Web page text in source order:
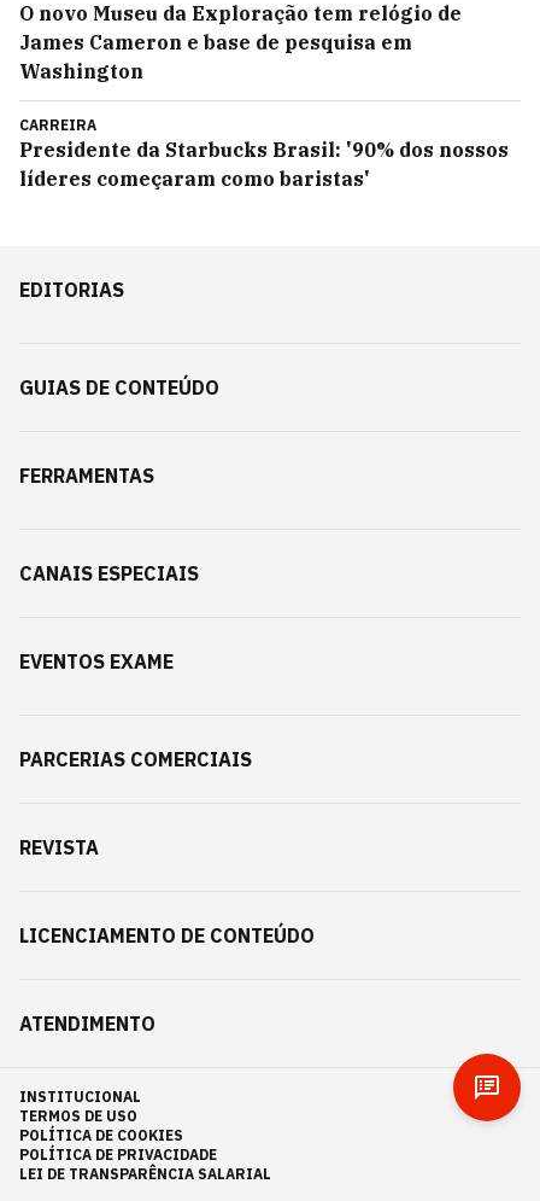
O novo Museu da Exploração tem relógio de
James Cameron e base de pesquisa em
Washington
CARREIRA
Presidente da Starbucks Brasil: '90% dos nossos
líderes começaram como baristas'
EDITORIAS
GUIAS DE CONTEÚDO
FERRAMENTAS
CANAIS ESPECIAIS
EVENTOS EXAME
PARCERIAS COMERCIAIS
REVISTA
LICENCIAMENTO DE CONTEÚDO
ATENDIMENTO
INSTITUCIONAL
TERMOS DE USO
POLÍTICA DE COOKIES
POLÍTICA DE PRIVACIDADE
LEI DE TRANSPARÊNCIA SALARIAL